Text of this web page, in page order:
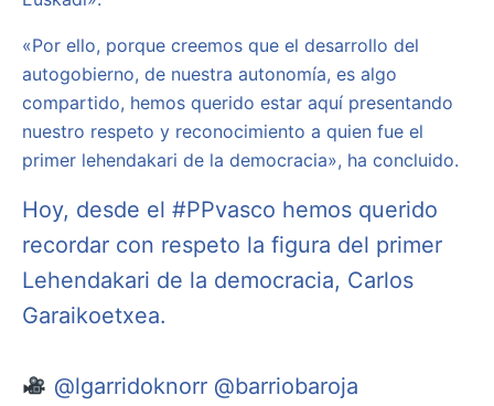
«Por ello, porque creemos que el desarrollo del
autogobierno, de nuestra autonomía, es algo
compartido, hemos querido estar aquí presentando
nuestro respeto y reconocimiento a quien fue el
primer lehendakari de la democracia», ha concluido.
Hoy, desde el #PPvasco hemos querido
recordar con respeto la figura del primer
Lehendakari de la democracia, Carlos
Garaikoetxea.
@lgarridoknorr @barriobaroja